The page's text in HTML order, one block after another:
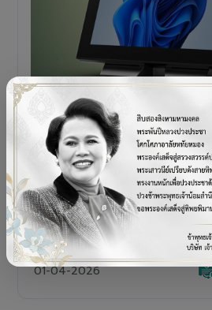
POS TERMINAL
SENOR V+5s
เครื่อง POS All-in-One Touch
01-04-2026